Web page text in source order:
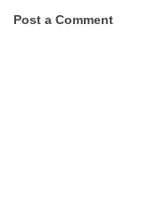
Post a Comment